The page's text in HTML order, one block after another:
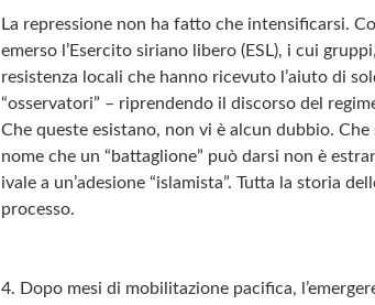
La repressione non ha fatto che intensificarsi.
emerso l’Esercito siriano libero (ESL), i cui
resistenza locali che hanno ricevuto l’aiuto di
“osservatori” – riprendendo il discorso del
Che queste esistano, non vi è alcun dubbio.
nome che un “battaglione” può darsi non è
ivale a un’adesione “islamista”. Tutta la storia
processo.
4. Dopo mesi di mobilitazione pacifica,